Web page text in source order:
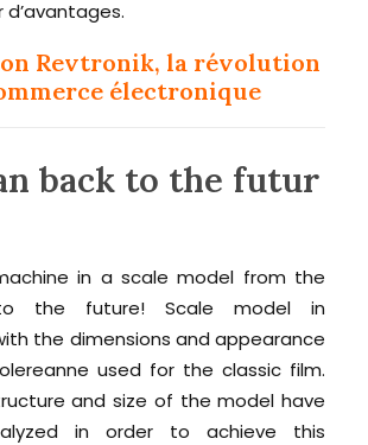
d’avantages.
Revtronik, la révolution
électronique
back to the futur
in a scale model from the
the future! Scale model in
the dimensions and appearance
used for the classic film.
and size of the model have
in order to achieve this